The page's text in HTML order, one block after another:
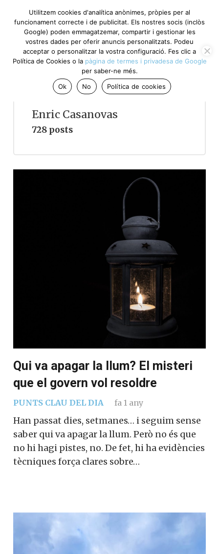
Enric Casanovas
728 posts
Qui va apagar la llum? El misteri
que el govern vol resoldre
PUNTS CLAU DEL DIA fa 1 any
Han passat dies, setmanes… i seguim sense
saber qui va apagar la llum. Però no és que
no hi hagi pistes, no. De fet, hi ha evidències
tècniques força clares sobre…
Utilitzem cookies d'analítica anònimes, pròpies per al
funcionament correcte i de publicitat. Els nostres socis (inclòs
Google) poden emmagatzemar, compartir i gestionar les
vostres dades per oferir anuncis personalitzats. Podeu
acceptar o personalitzar la vostra configuració. Fes clic a
Política de Cookies o la pàgina de termes i privadesa de Google
per saber-ne més.
Ok
No Política de cookies